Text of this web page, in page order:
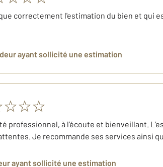
correctement l'estimation du bien et qui
ayant sollicité une estimation
professionnel, à l’écoute et bienveillant.
Je recommande ses services ainsi
ayant sollicité une estimation